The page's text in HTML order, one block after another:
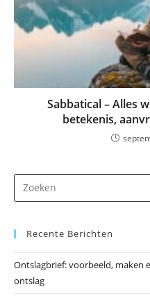
Sabbatical – Alles
betekenis,
Recente Berichten
Ontslagbrief: voorbeeld, maken
ontslag